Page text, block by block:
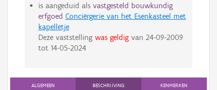
is aangeduid als vastgesteld bouwkundig
erfgoed Conciërgerie van het Esenkasteel met
kapelletje
Deze vaststelling was geldigvan 24-09-2009
tot 14-05-2024
ALGEMEEN BESCHRIJVING KENMERKEN